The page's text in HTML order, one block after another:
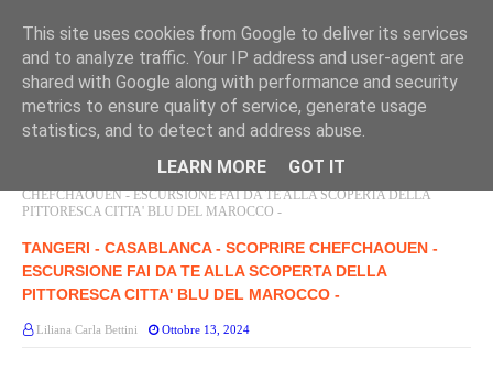
CHEFCHAOUEN - ESCURSIONE FAI DA TE ALLA SCOPERTA DELLA
PITTORESCA CITTA' BLU DEL MAROCCO -
TANGERI - CASABLANCA - SCOPRIRE CHEFCHAOUEN -
ESCURSIONE FAI DA TE ALLA SCOPERTA DELLA
PITTORESCA CITTA' BLU DEL MAROCCO -
Liliana Carla Bettini Ottobre 13, 2024
This site uses cookies from Google to deliver its services
and to analyze traffic. Your IP address and user-agent are
shared with Google along with performance and security
metrics to ensure quality of service, generate usage
statistics, and to detect and address abuse.
LEARN MORE
GOT IT